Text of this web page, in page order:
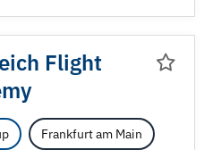
Flight
Frankfurt am Main